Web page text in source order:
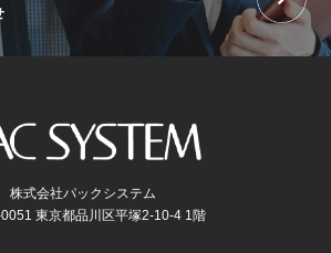
株式会社パックシステム
東京都品川区平塚2-10-4 1階